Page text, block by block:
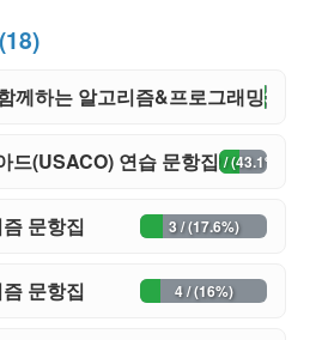
께하는 알고리즘&프로그래밍
19 / (38%)
드(USACO) 연습 문항집22 / (43.1%)
문항집 3 / (17.6%)
문항집 4 / (16%)